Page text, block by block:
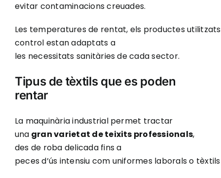
evitar contaminacions creuades.
Les temperatures de rentat, els productes
control estan adaptats a
les necessitats sanitàries de cada sector.
Tipus de tèxtils que es poden
rentar
La maquinària industrial permet tractar
una gran varietat de teixits professionals,
des de roba delicada fins a
peces d’ús intensiu com uniformes laborals o